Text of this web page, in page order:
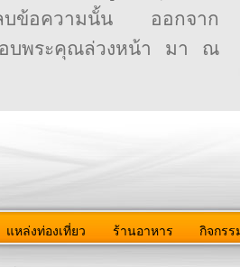
ลบข้อความนั้น ออกจาก
บพระคุณล่วงหน้า มา ณ
แหล่งท่องเที่ยว ร้านอาหาร กิจกรร